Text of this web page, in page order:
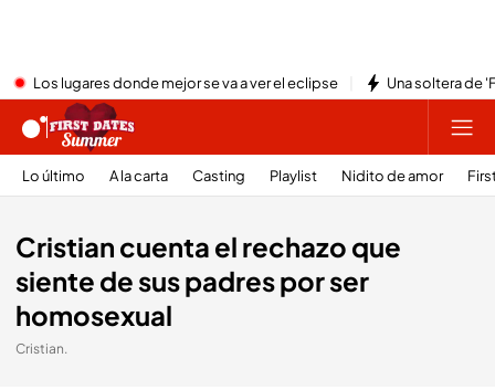
Los lugares donde mejor se va a ver el eclipse Una soltera de
Lo último A la carta Casting Playlist Nidito de amor
Cristian cuenta el rechazo que
siente de sus padres por ser
homosexual
Cristian.